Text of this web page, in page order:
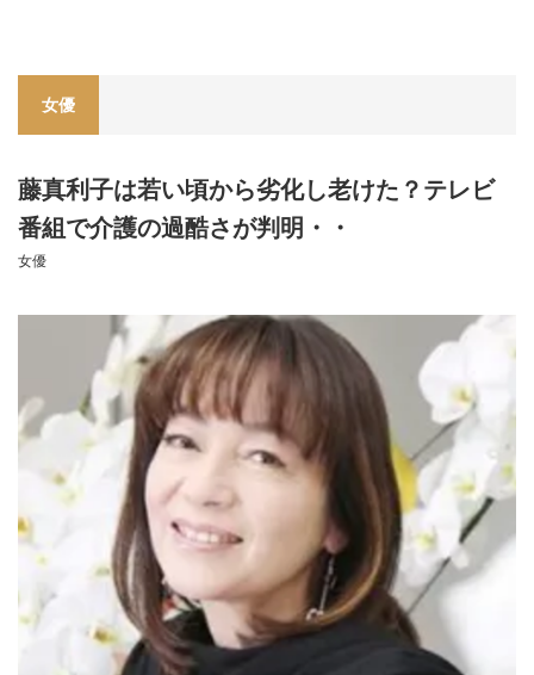
女優
藤真利子は若い頃から劣化し老けた？テレビ
番組で介護の過酷さが判明・・
女優